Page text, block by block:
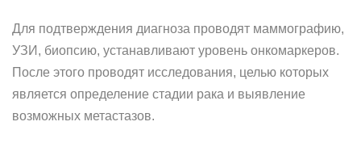
Для подтверждения диагноза проводят маммографию,
УЗИ, биопсию, устанавливают уровень онкомаркеров.
После этого проводят исследования, целью которых
является определение стадии рака и выявление
возможных метастазов.